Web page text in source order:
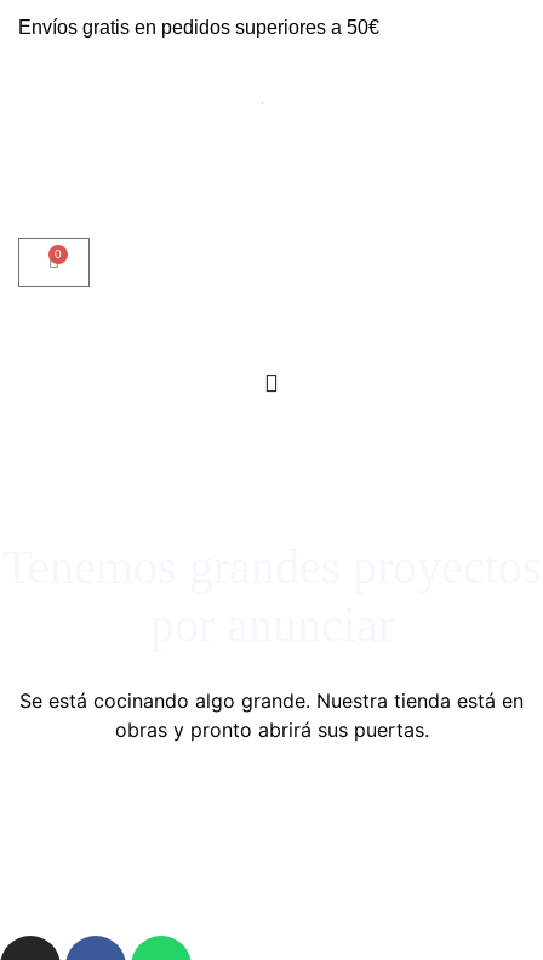
Envíos gratis en pedidos superiores a 50€
0
Se está cocinando algo grande. Nuestra tienda está en
obras y pronto abrirá sus puertas.